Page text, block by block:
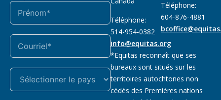
Téléphone:
514-954-0382
info@equitas.org
Téléphone:
604-876-4881
*Equitas reconnaît que ses
bureaux sont situés sur les
territoires autochtones non
cédés des Premières nations